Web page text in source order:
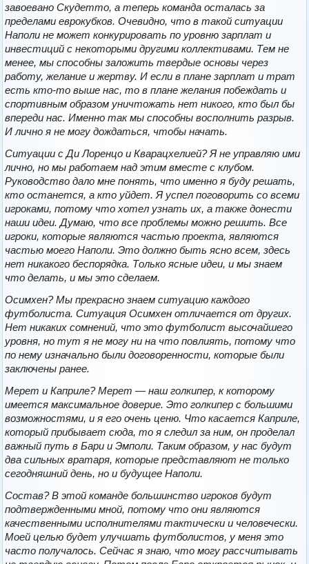
завоевано Скудетто, а теперь команда осталась за
пределами еврокубков. Очевидно, что в такой ситуации
Наполи не может конкурировать по уровню зарплат и
инвестиций с некоторыми другими коллективами. Тем не
менее, мы способны заложить твердые основы через
работу, желание и жертву. И если в плане зарплат и трат
есть кто-то выше нас, то в плане желания побеждать и
спортивным образом уничтожать нет никого, кто был бы
впереди нас. Именно так мы способны восполнить разрыв.
И лично я не могу дождаться, чтобы начать.
Ситуации с Ди Лоренцо и Кварацхелией? Я не управляю ими
лично, но мы работаем над этим вместе с клубом.
Руководство дало мне понять, что именно я буду решать,
кто останется, а кто уйдет. Я успел поговорить со всеми
игроками, потому что хотел узнать их, а также донести
наши идеи. Думаю, что все проблемы можно решить. Все
игроки, которые являются частью проекта, являются
частью моего Наполи. Это должно быть ясно всем, здесь
нет никакого беспорядка. Только ясные идеи, и мы знаем
что делать, и мы это сделаем.
Осимхен? Мы прекрасно знаем ситуацию каждого
футболиста. Ситуация Осимхен отличается от других.
Нет никаких сомнений, что это футболист высочайшего
уровня, но тут я не могу ни на что повлиять, потому что
по нему изначально были договоренности, которые были
заключены ранее.
Мерет и Каприле? Мерет — наш голкипер, к которому
имеется максимальное доверие. Это голкипер с большими
возможностями, и я его очень ценю. Что касается Каприле,
который прибывает сюда, то я следил за ним, он проделал
важный путь в Бари и Эмполи. Таким образом, у нас будут
два сильных вратаря, которые представляют не только
сегодняшний день, но и будущее Наполи.
Состав? В этой команде большинство игроков будут
подтвержденными мной, потому что они являются
качественными исполнителями тактически и человечески.
Моей целью будет улучшать футболистов, у меня это
часто получалось. Сейчас я знаю, что могу рассчитывать